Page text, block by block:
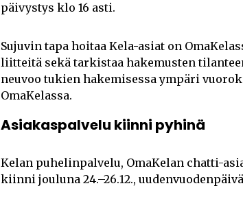
päi­vys­tys klo 16 as­ti.
Su­ju­vin tapa hoi­taa Kela-asi­at on
liit­tei­tä sekä tar­kis­taa ha­ke­mus­ten
neu­voo tu­kien ha­ke­mi­ses­sa ym­pä­ri
Oma­Ke­las­sa.
Asiakaspalvelu kiinni pyhinä
Ke­lan pu­he­lin­pal­ve­lu, Oma­Ke­lan chat­ti-
kiin­ni jou­lu­na 24.–26.12.,